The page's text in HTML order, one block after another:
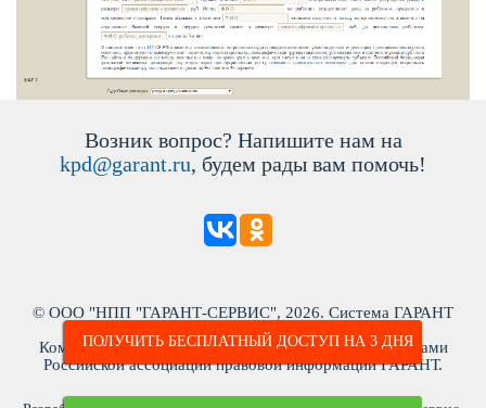
ПОЛУЧИТЬ БЕСПЛАТНЫЙ ДОСТУП НА 3 ДНЯ
озник вопрос? Напишите нам на
kpd@garant.ru, будем рады вам помочь!
© ООО "НПП "ГАРАНТ-СЕРВИС", 2026. Система ГАРАНТ
ыпускается с 1990 года. ИНН: 7718013048
Компания "Гарант" и ее партнеры являются участниками
Российской ассоциации правовой информации ГАРАНТ.